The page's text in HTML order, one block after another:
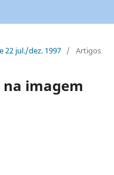
22 jul./dez. 1997 / Artigos
imagem